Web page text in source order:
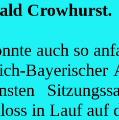
Crowhurst.
auch so
Bayerischer
in Lauf auf